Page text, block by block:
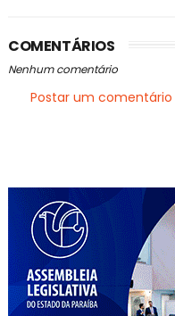
COMENTÁRIOS
Nenhum comentário
Postar um comentário